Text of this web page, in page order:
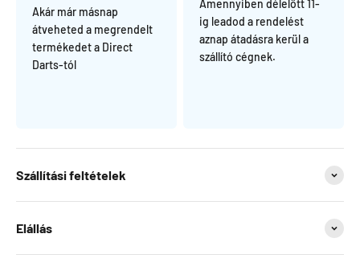
Akár már másnap
átveheted a megrendelt
termékedet a Direct
Darts-tól
Amennyiben délelött 11-
ig leadod a rendelést
aznap átadásra kerül a
szállító cégnek.
Szállítási feltételek
Elállás